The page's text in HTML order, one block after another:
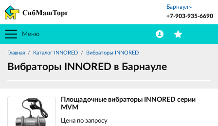
Меню
Барнаул
+7-903-935-6690
Главная Каталог INNORED Вибраторы INNORED
Вибраторы INNORED в Барнауле
Площадочные вибраторы INNORED серии
MVM
Цена по запросу